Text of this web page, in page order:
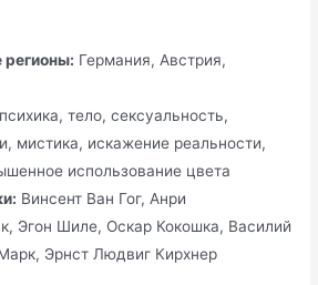
Германия, Австрия,
тело, сексуальность,
мистика, искажение реальности,
использование цвета
Винсент Ван Гог, Анри
Эгон Шиле, Оскар Кокошка, Василий
Эрнст Людвиг Кирхнер